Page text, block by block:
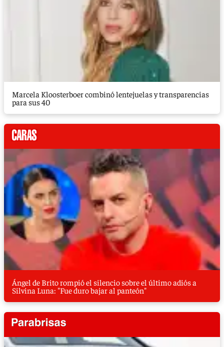
Marcela Kloosterboer combinó lentejuelas y transparencias
para sus 40
Ángel de Brito rompió el silencio sobre el último adiós a
Silvina Luna: "Fue duro bajar al panteón"